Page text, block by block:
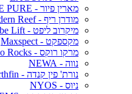
מארין פיור - MARINE PURE
מודרן ריף - Modern Reef
מיקרוב ליפט - Microbe Lift
מקספקט - Maxspect
מרקו רוקס - Marco Rocks
נווה - NEWA
נורת' פין קנדה - Northfin
ניוס - NYOS